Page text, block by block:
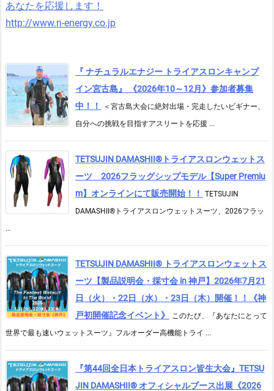
あなたを応援します！
http://www.n-energy.co.jp
『 ナチュラルエナジー トライアスロンキャンプ
イン宮古島』 《2026年10～12月》参加者募集
中！！
＜宮古島大会に絶対出場・完走したいビギナー、
自分への挑戦を目指すアスリートを応援 ...
TETSUJIN DAMASHII®︎トライアスロンウェットス
ーツ 2026フラッグシップモデル【Super Premiu
m】オンラインにて販売開始！！
TETSUJIN
DAMASHII®トライアスロンウェットスーツ、2026フラッ
...
TETSUJIN DAMASHII® トライアスロンウェットス
ーツ【製品説明会・採寸会 in 神戸】2026年7月21
日（火）・22日（水）・23日（木）開催！！《神
戸初開催記念イベント》
このたび、『あなたにとって
世界で最も速いウェットスーツ』フルオーダー高機能トライ ...
『第44回全日本トライアスロン皆生大会』TETSU
JIN DAMASHII® オフィシャルブース出展《2026